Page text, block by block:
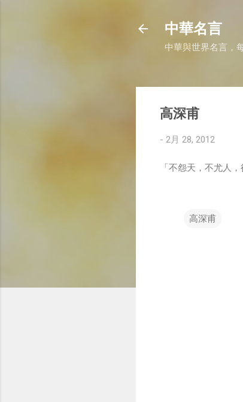
中華名言
中華與世界名言，
高深甫
- 2月 28, 2012
「不怨天，不尤人
高深甫